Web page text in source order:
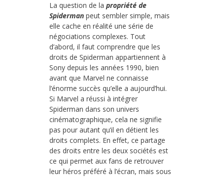
La question de la propriété de
Spiderman peut sembler simple, mais
elle cache en réalité une série de
négociations complexes. Tout
d’abord, il faut comprendre que les
droits de Spiderman appartiennent à
Sony depuis les années 1990, bien
avant que Marvel ne connaisse
l’énorme succès qu’elle a aujourd’hui.
Si Marvel a réussi à intégrer
Spiderman dans son univers
cinématographique, cela ne signifie
pas pour autant qu’il en détient les
droits complets. En effet, ce partage
des droits entre les deux sociétés est
ce qui permet aux fans de retrouver
leur héros préféré à l’écran, mais sous